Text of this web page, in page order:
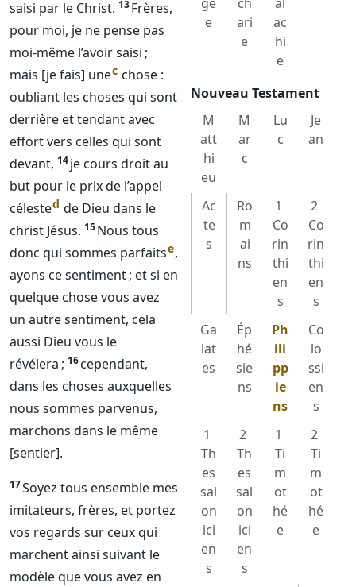
saisi par le Christ. 13Frères,
pour moi, je ne pense pas
moi-même l’avoir saisi ;
mais [je fais] unec chose :
oubliant les choses qui sont
derrière et tendant avec
effort vers celles qui sont
devant, 14je cours droit au
but pour le prix de l’appel
célested de Dieu dans le
christ Jésus. 15Nous tous
donc qui sommes parfaitse,
ayons ce sentiment ; et si en
quelque chose vous avez
un autre sentiment, cela
aussi Dieu vous le
révélera ; 16cependant,
dans les choses auxquelles
nous sommes parvenus,
marchons dans le même
[sentier].
17Soyez tous ensemble mes
imitateurs, frères, et portez
vos regards sur ceux qui
marchent ainsi suivant le
modèle que vous avez en
e
ari
e
ac
hi
e
Nouveau Testament
M
att
hi
eu
M
ar
c
Lu
c
Je
an
Ac
te
s
Ro
m
ai
ns
1
Co
rin
thi
en
s
2
Co
rin
thi
en
s
Ga
lat
es
Ép
hé
sie
ns
Ph
ili
pp
ie
ns
Co
lo
ssi
en
s
1
Th
es
sal
on
ici
en
s
2
Th
es
sal
on
ici
en
s
1
Ti
m
ot
hé
e
2
Ti
m
ot
hé
e